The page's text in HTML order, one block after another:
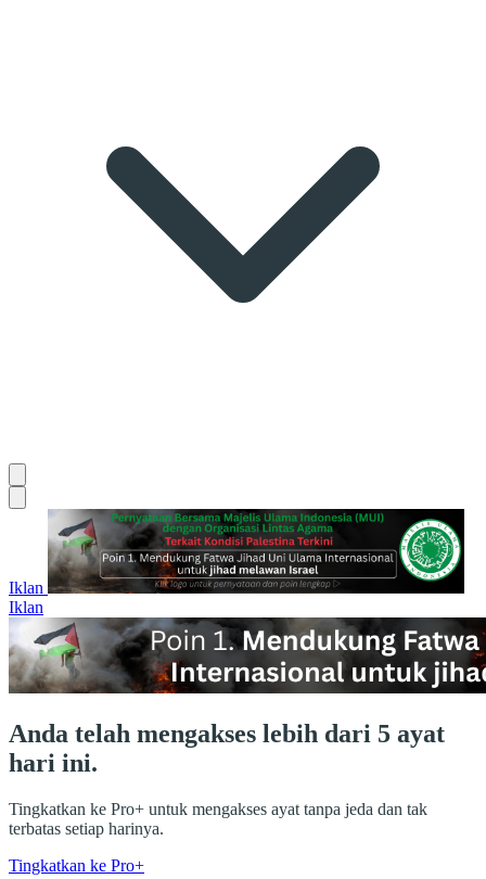
Iklan
Iklan
Anda telah mengakses lebih dari 5 ayat
hari ini.
Tingkatkan ke Pro+ untuk mengakses ayat tanpa jeda dan tak
terbatas setiap harinya.
Tingkatkan ke Pro+